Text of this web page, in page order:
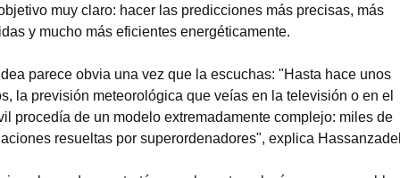
muy claro: hacer las predicciones más precisas, más
y mucho más eficientes energéticamente.
parece obvia una vez que la escuchas: "Hasta hace unos
la previsión meteorológica que veías en la televisión o en el
procedía de un modelo extremadamente complejo: miles de
resueltas por superordenadores", explica